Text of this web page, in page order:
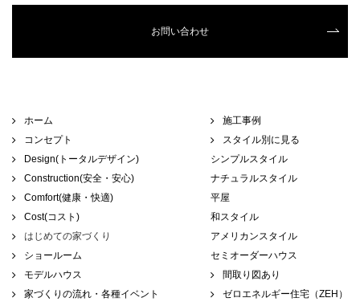
お問い合わせ
ホーム
コンセプト
Design(トータルデザイン)
Construction(安全・安心)
Comfort(健康・快適)
Cost(コスト)
はじめての家づくり
ショールーム
モデルハウス
家づくりの流れ・各種イベント
施工事例
スタイル別に見る
シンプルスタイル
ナチュラルスタイル
平屋
和スタイル
アメリカンスタイル
セミオーダーハウス
間取り図あり
ゼロエネルギー住宅（ZEH）